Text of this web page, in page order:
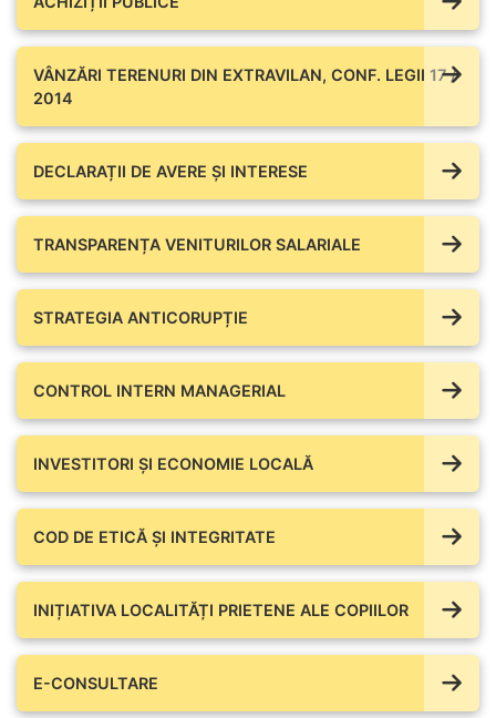
VÂNZĂRI TERENURI DIN EXTRAVILAN, CONF. LEGII 17 /
2014
DECLARAȚII DE AVERE ŞI INTERESE
TRANSPARENȚA VENITURILOR SALARIALE
STRATEGIA ANTICORUPȚIE
CONTROL INTERN MANAGERIAL
INVESTITORI ȘI ECONOMIE LOCALĂ
COD DE ETICĂ ȘI INTEGRITATE
INIȚIATIVA LOCALITĂȚI PRIETENE ALE COPIILOR
E-CONSULTARE